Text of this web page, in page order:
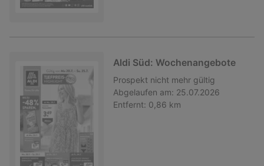
Aldi Süd: Wochenangebote
Prospekt nicht mehr gültig
Abgelaufen am: 25.07.2026
Entfernt: 0,86 km